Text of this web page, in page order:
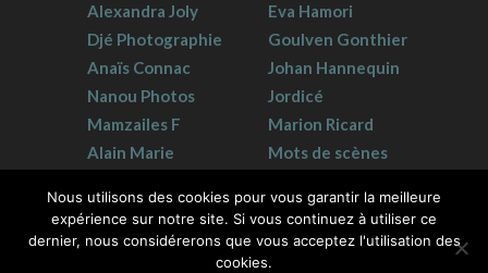
Alexandra Joly
Djé Photographie
Anaïs Connac
Nanou Photos
Mamzailes F
Alain Marie
Eva Hamori
Goulven Gonthier
Johan Hannequin
Jordicé
Marion Ricard
Mots de scènes
Nous utilisons des cookies pour vous garantir la meilleure
expérience sur notre site. Si vous continuez à utiliser ce
dernier, nous considérerons que vous acceptez l'utilisation des
cookies.